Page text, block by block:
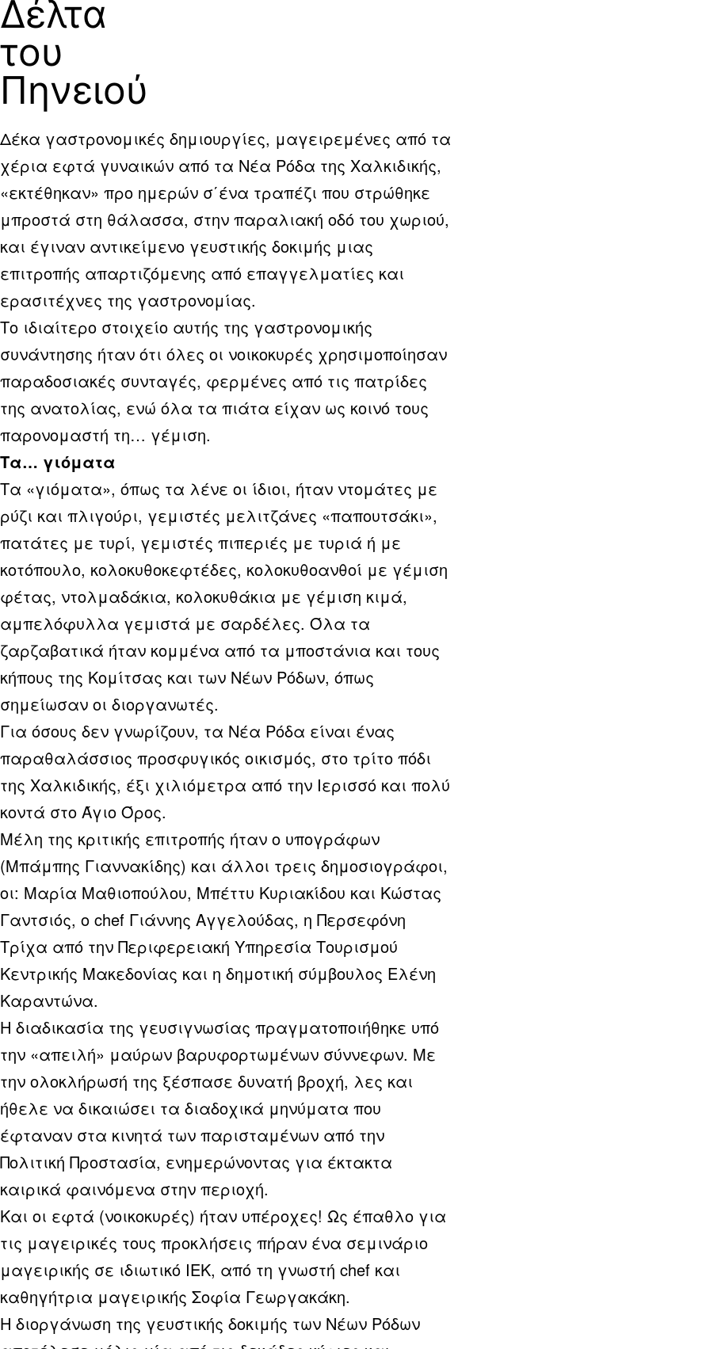
Δέλτα
του
Πηνειού
Δέκα γαστρονομικές δημιουργίες, μαγειρεμένες από τα
χέρια εφτά γυναικών από τα Νέα Ρόδα της Χαλκιδικής,
«εκτέθηκαν» προ ημερών σ΄ένα τραπέζι που στρώθηκε
μπροστά στη θάλασσα, στην παραλιακή οδό του χωριού,
και έγιναν αντικείμενο γευστικής δοκιμής μιας
επιτροπής απαρτιζόμενης από επαγγελματίες και
ερασιτέχνες της γαστρονομίας.
Το ιδιαίτερο στοιχείο αυτής της γαστρονομικής
συνάντησης ήταν ότι όλες οι νοικοκυρές χρησιμοποίησαν
παραδοσιακές συνταγές, φερμένες από τις πατρίδες
της ανατολίας, ενώ όλα τα πιάτα είχαν ως κοινό τους
παρονομαστή τη… γέμιση.
Τα… γιόματα
Τα «γιόματα», όπως τα λένε οι ίδιοι, ήταν ντομάτες με
ρύζι και πλιγούρι, γεμιστές μελιτζάνες «παπουτσάκι»,
πατάτες με τυρί, γεμιστές πιπεριές με τυριά ή με
κοτόπουλο, κολοκυθοκεφτέδες, κολοκυθοανθοί με γέμιση
φέτας, ντολμαδάκια, κολοκυθάκια με γέμιση κιμά,
αμπελόφυλλα γεμιστά με σαρδέλες. Όλα τα
ζαρζαβατικά ήταν κομμένα από τα μποστάνια και τους
κήπους της Κομίτσας και των Νέων Ρόδων, όπως
σημείωσαν οι διοργανωτές.
Για όσους δεν γνωρίζουν, τα Νέα Ρόδα είναι ένας
παραθαλάσσιος προσφυγικός οικισμός, στο τρίτο πόδι
της Χαλκιδικής, έξι χιλιόμετρα από την Ιερισσό και πολύ
κοντά στο Άγιο Όρος.
Μέλη της κριτικής επιτροπής ήταν ο υπογράφων
(Μπάμπης Γιαννακίδης) και άλλοι τρεις δημοσιογράφοι,
οι: Μαρία Μαθιοπούλου, Μπέττυ Κυριακίδου και Κώστας
Γαντσιός, ο chef Γιάννης Αγγελούδας, η Περσεφόνη
Τρίχα από την Περιφερειακή Υπηρεσία Τουρισμού
Κεντρικής Μακεδονίας και η δημοτική σύμβουλος Ελένη
Καραντώνα.
Η διαδικασία της γευσιγνωσίας πραγματοποιήθηκε υπό
την «απειλή» μαύρων βαρυφορτωμένων σύννεφων. Με
την ολοκλήρωσή της ξέσπασε δυνατή βροχή, λες και
ήθελε να δικαιώσει τα διαδοχικά μηνύματα που
έφταναν στα κινητά των παρισταμένων από την
Πολιτική Προστασία, ενημερώνοντας για έκτακτα
καιρικά φαινόμενα στην περιοχή.
Και οι εφτά (νοικοκυρές) ήταν υπέροχες! Ως έπαθλο για
τις μαγειρικές τους προκλήσεις πήραν ένα σεμινάριο
μαγειρικής σε ιδιωτικό ΙΕΚ, από τη γνωστή chef και
καθηγήτρια μαγειρικής Σοφία Γεωργακάκη.
Η διοργάνωση της γευστικής δοκιμής των Νέων Ρόδων